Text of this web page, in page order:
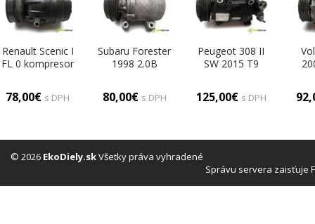
Renault Scenic I
FL 0 kompresor
78,00€ s DPH
Subaru Forester
1998 2.0B
Kompresor
(Kompresory
klimatizácie)
80,00€ s DPH
Peugeot 308 II
SW 2015 T9
13- 1600
9675655880
(Kompresory
klimatizácie)
125,00€ s DPH
© 2026 EkoDiely.skVšetky práva vyhradené
Správu servera zaisťuje